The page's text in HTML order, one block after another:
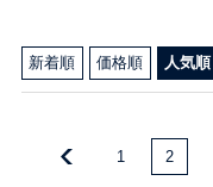
新着順 価格順 人気順
1 2